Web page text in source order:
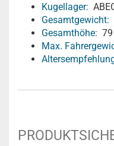
Kugellager:
Gesamtgewicht:
Gesamthöhe:
Max.